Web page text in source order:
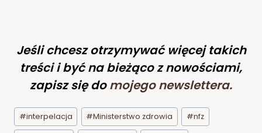
Jeśli chcesz otrzymywać więcej takich
treści i być na bieżąco z nowościami,
zapisz się do mojego newslettera.
Tagi
wpisu:
#interpelacja #Ministerstwo zdrowia #nfz